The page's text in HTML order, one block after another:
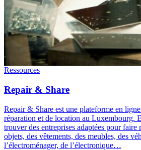
Ressources
Repair & Share
Repair & Share est une plateforme en
réparation et de location au Luxembourg.
trouver des entreprises adaptées pour faire
objets, des vêtements, des meubles, des
l’électroménager, de l’électronique…